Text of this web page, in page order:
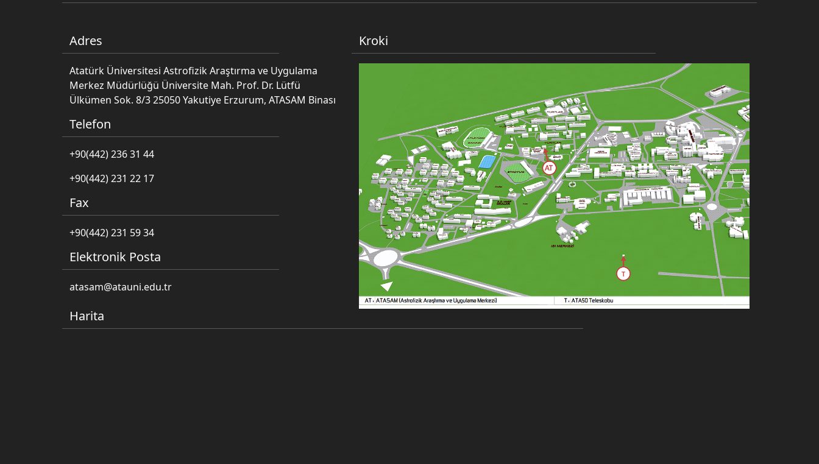
Adres
Atatürk Üniversitesi Astrofizik Araştırma ve Uygulama
Merkez Müdürlüğü Üniversite Mah. Prof. Dr. Lütfü
Ülkümen Sok. 8/3 25050 Yakutiye Erzurum, ATASAM Binası
Telefon
+90(442) 236 31 44
+90(442) 231 22 17
Fax
+90(442) 231 59 34
Elektronik Posta
atasam@atauni.edu.tr
Kroki
Harita